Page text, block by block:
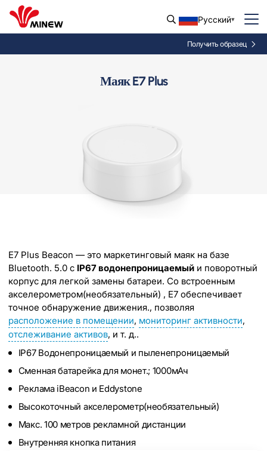
Русский
Получить образец
Маяк E7 Plus
E7 Plus Beacon — это маркетинговый маяк на базе
Bluetooth. 5.0 с IP67 водонепроницаемый и поворотный
корпус для легкой замены батареи. Со встроенным
акселерометром(необязательный) , E7 обеспечивает
точное обнаружение движения., позволяя
расположение в помещении, мониторинг активности,
отслеживание активов, и т. д..
IP67 Водонепроницаемый и пыленепроницаемый
Сменная батарейка для монет.; 1000мАч
Реклама iBeacon и Eddystone
Высокоточный акселерометр(необязательный)
Макс. 100 метров рекламной дистанции
Внутренняя кнопка питания